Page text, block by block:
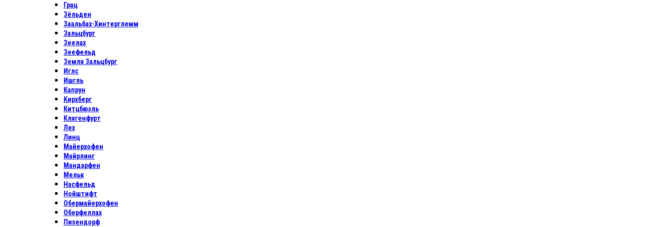
Грац
Зёльден
Заальбах-Хинтерглемм
Зальцбург
Зеелах
Зеефельд
Земля Зальцбург
Иглс
Ишгль
Капрун
Кирхберг
Китцбюэль
Клягенфурт
Лех
Линц
Майерхофен
Майрлинг
Мандарфен
Мельк
Насфельд
Нойштифт
Обермайерхофен
Оберфеллах
Пизендорф